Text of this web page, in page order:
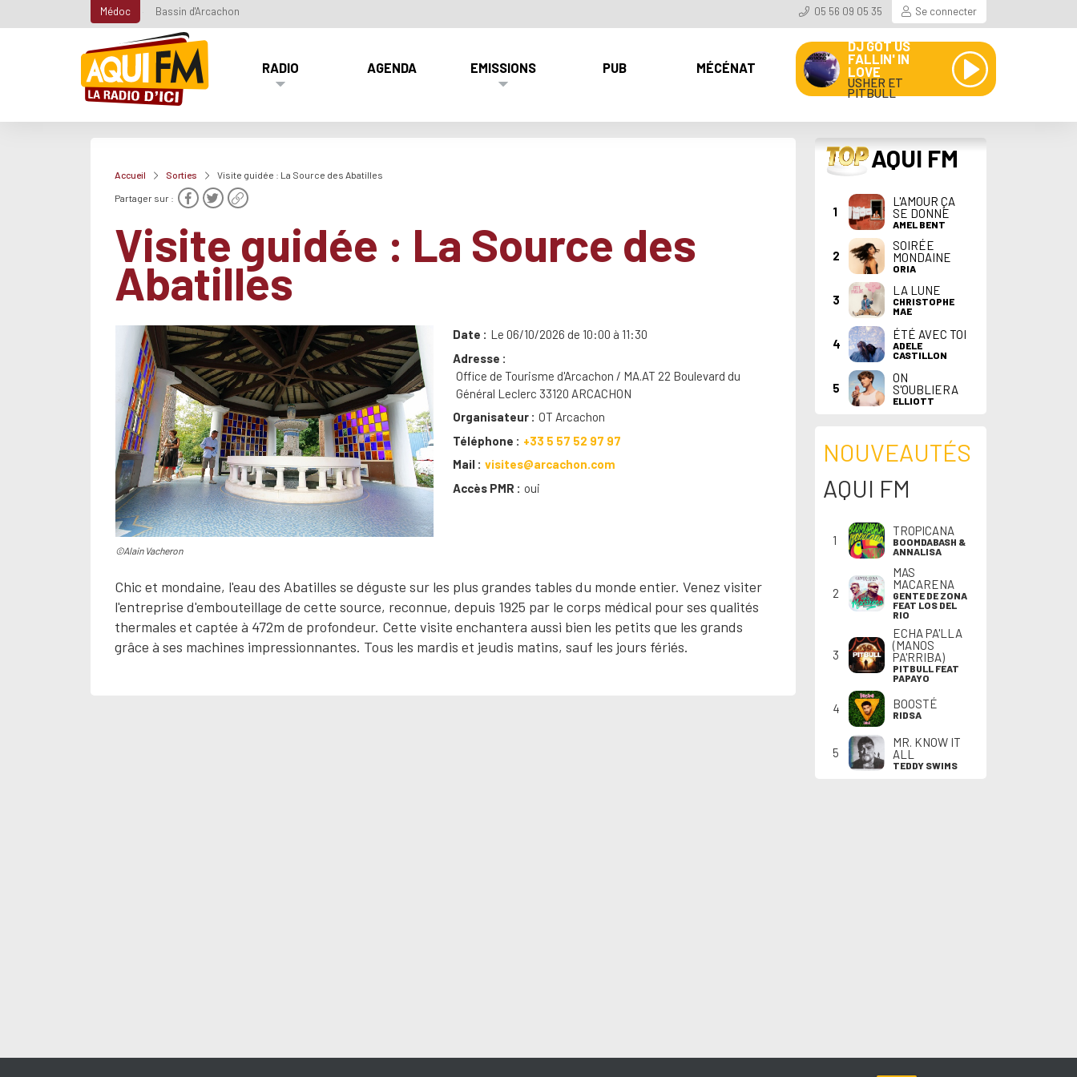
Médoc Bassin d'Arcachon 05 56 09 05 35 Se connecter
RADIO AGENDA EMISSIONS PUB MÉCÉNAT
DJ GOT US
FALLIN' IN
LOVE
USHER ET
PITBULL
Accueil Sorties Visite guidée : La Source des Abatilles
Partager sur :
Visite guidée : La Source des
Abatilles
©Alain Vacheron
Date
Le 06/10/2026 de 10:00 à 11:30
Adresse
Office de Tourisme d'Arcachon / MA.AT 22 Boulevard du
Général Leclerc 33120 ARCACHON
Organisateur
OT Arcachon
Téléphone
+33 5 57 52 97 97
Mail
visites@arcachon.com
Accès PMR
oui
Chic et mondaine, l'eau des Abatilles se déguste sur les plus grandes tables du monde entier. Venez visiter
l'entreprise d'embouteillage de cette source, reconnue, depuis 1925 par le corps médical pour ses qualités
thermales et captée à 472m de profondeur. Cette visite enchantera aussi bien les petits que les grands
grâce à ses machines impressionnantes. Tous les mardis et jeudis matins, sauf les jours fériés.
TOP AQUI FM
1
L'AMOUR ÇA
SE DONNE
AMEL BENT
2
SOIRÉE
MONDAINE
ORIA
3
LA LUNE
CHRISTOPHE
MAE
4
ÉTÉ AVEC TOI
ADELE
CASTILLON
5
ON
S'OUBLIERA
ELLIOTT
NOUVEAUTÉS
AQUI FM
1
TROPICANA
BOOMDABASH &
ANNALISA
2
MAS
MACARENA
GENTE DE ZONA
FEAT LOS DEL
RIO
3
ECHA PA'LLA
(MANOS
PA'RRIBA)
PITBULL FEAT
PAPAYO
4 BOOSTÉ
RIDSA
5
MR. KNOW IT
ALL
TEDDY SWIMS